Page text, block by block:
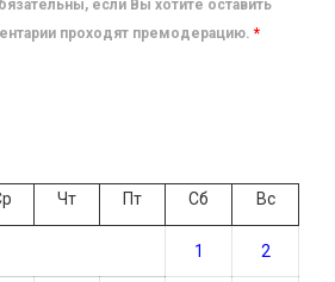
если Вы хотите оставить
проходят премодерацию. *
Чт Пт Сб Вс
1 2